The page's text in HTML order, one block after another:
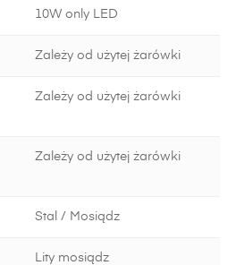
10W only LED
Zależy od użytej żarówki
Zależy od użytej żarówki
Zależy od użytej żarówki
Stal / Mosiądz
Lity mosiądz